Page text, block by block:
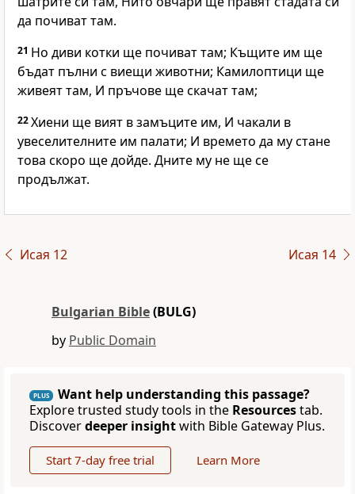
да почиват там.
21 Но диви котки ще почиват там; Къщите им ще
бъдат пълни с виещи животни; Камилоптици ще
живеят там, И пръчове ще скачат там;
22Хиени ще вият в замъците им, И чакали в
увеселителните им палати; И времето да му стане
това скоро ще дойде. Дните му не ще се
продължат.
Исая 12 Исая 14
Bulgarian Bible(BULG)
by Public Domain
PLUS
Want help understanding this passage?
Explore trusted study tools in the Resourcestab.
Discoverdeeper insightwith Bible Gateway Plus.
Start 7-day free trial Learn More